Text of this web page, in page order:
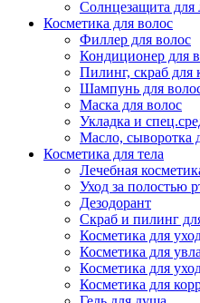
Солнцезащита для
Косметика для волос
Филлер для волос
Кондиционер для
Пилинг, скраб для
Шампунь для
Маска для волос
Укладка и
Масло, сыворотка
Косметика для тела
Лечебная
Уход за полостью
Дезодорант
Скраб и пилинг
Косметика для
Косметика для
Косметика для
Косметика для